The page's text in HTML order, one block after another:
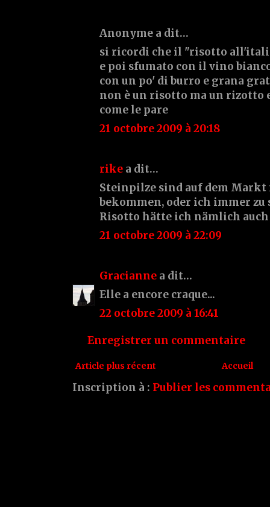
Anonyme a dit…
si ricordi che il "risotto
e poi sfumato con il vino
con un po' di burro e grana
non è un risotto ma un rizotto
come le pare
21 octobre 2009 à 20:18
rike a dit…
Steinpilze sind auf dem Markt
bekommen, oder ich immer zu
Risotto hätte ich nämlich
21 octobre 2009 à 22:09
Gracianne a dit…
Elle a encore craque...
22 octobre 2009 à 16:41
Enregistrer un commentaire
Article plus récent Accueil
Inscription à : Publier les